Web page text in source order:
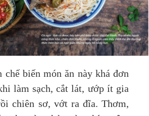
chế biến món ăn này khá đơn
làm sạch, cắt lát, ướp ít gia
chiên sơ, vớt ra đĩa. Thơm,